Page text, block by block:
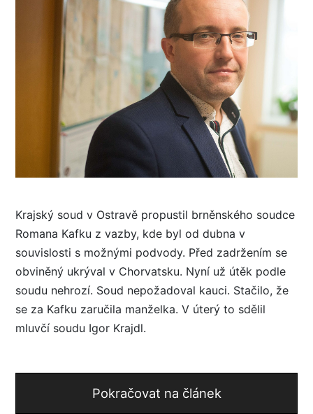
Krajský soud v Ostravě propustil brněnského soudce
Romana Kafku z vazby, kde byl od dubna v
souvislosti s možnými podvody. Před zadržením se
obviněný ukrýval v Chorvatsku. Nyní už útěk podle
soudu nehrozí. Soud nepožadoval kauci. Stačilo, že
se za Kafku zaručila manželka. V úterý to sdělil
mluvčí soudu Igor Krajdl.
Pokračovat na článek